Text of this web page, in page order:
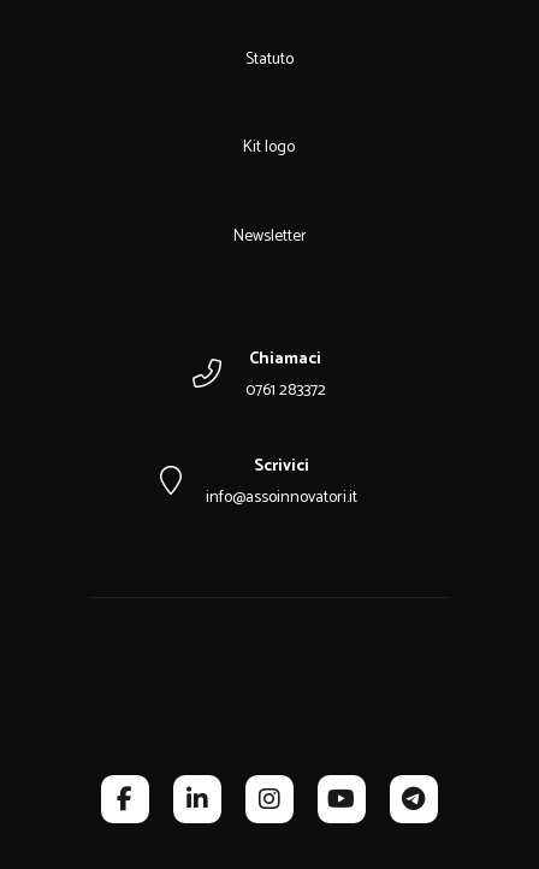
Statuto
Kit logo
Newsletter
Chiamaci
0761 283372
Scrivici
info@assoinnovatori.it